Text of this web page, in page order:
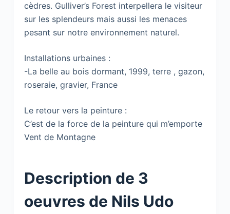
cèdres. Gulliver’s Forest interpellera le visiteur
sur les splendeurs mais aussi les menaces
pesant sur notre environnement naturel.
Installations urbaines :
-La belle au bois dormant, 1999, terre , gazon,
roseraie, gravier, France
Le retour vers la peinture :
C’est de la force de la peinture qui m’emporte
Vent de Montagne
Description de 3
oeuvres de Nils Udo